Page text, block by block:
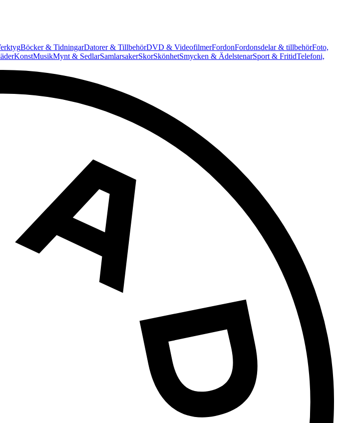
Böcker & TidningarDatorer & TillbehörDVD & VideofilmerFordonFordonsdelar & tillbehörFoto,
KonstMusikMynt & SedlarSamlarsakerSkorSkönhetSmycken & ÄdelstenarSport & FritidTelefoni,